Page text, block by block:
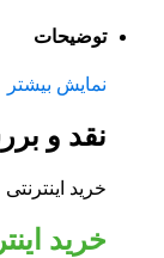
توضیحات
نمایش بیشتر
نقد و
خرید
خرید